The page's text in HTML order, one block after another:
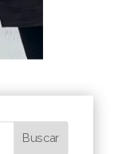
Buscar